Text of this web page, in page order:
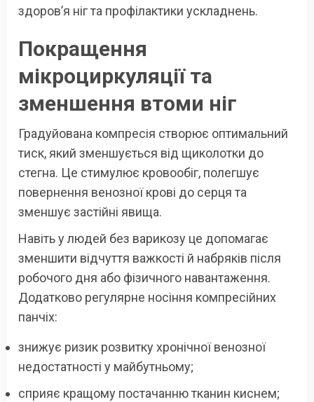
здоров’я ніг та профілактики ускладнень.
Покращення
мікроциркуляції та
зменшення втоми ніг
Градуйована компресія створює оптимальний
тиск, який зменшується від щиколотки до
стегна. Це стимулює кровообіг, полегшує
повернення венозної крові до серця та
зменшує застійні явища.
Навіть у людей без варикозу це допомагає
зменшити відчуття важкості й набряків після
робочого дня або фізичного навантаження.
Додатково регулярне носіння компресійних
панчіх:
знижує ризик розвитку хронічної венозної
недостатності у майбутньому;
сприяє кращому постачанню тканин киснем;